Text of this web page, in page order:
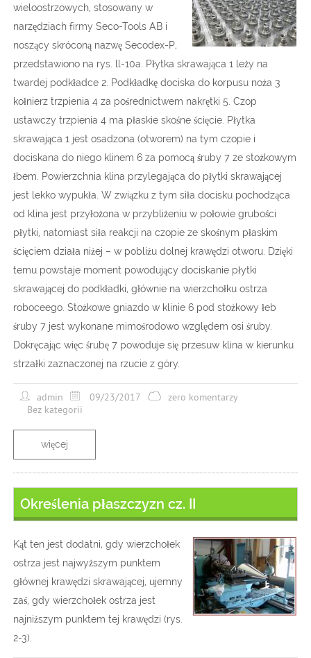
wieloostrzowych, stosowany w
narzędziach firmy Seco-Tools AB i
noszący skróconą nazwę Secodex-P,
przedstawiono na rys. ll-10a. Płytka skrawająca 1 leży na
twardej podkładce 2. Podkładkę dociska do korpusu noża 3
kołnierz trzpienia 4 za pośrednictwem nakrętki 5. Czop
ustawczy trzpienia 4 ma płaskie skośne ścięcie. Płytka
skrawająca 1 jest osadzona (otworem) na tym czopie i
dociskana do niego klinem 6 za pomocą śruby 7 ze stożkowym
łbem. Powierzchnia klina przylegająca do płytki skrawającej
jest lekko wypukła. W związku z tym siła docisku pochodząca
od klina jest przyłożona w przybliżeniu w połowie grubości
płytki, natomiast siła reakcji na czopie ze skośnym płaskim
ścięciem działa niżej – w pobliżu dolnej krawędzi otworu. Dzięki
temu powstaje moment powodujący dociskanie płytki
skrawającej do podkładki, głównie na wierzchołku ostrza
roboceego. Stożkowe gniazdo w klinie 6 pod stożkowy łeb
śruby 7 jest wykonane mimośrodowo względem osi śruby.
Dokręcając więc śrubę 7 powoduje się przesuw klina w kierunku
strzałki zaznaczonej na rzucie z góry.
admin 09/23/2017
zero komentarzy
Bez kategorii
więcej
Określenia płaszczyzn cz. II
Kąt ten jest dodatni, gdy wierzchołek
ostrza jest najwyższym punktem
głównej krawędzi skrawającej, ujemny
zaś, gdy wierzchołek ostrza jest
najniższym punktem tej krawędzi (rys.
2-3).